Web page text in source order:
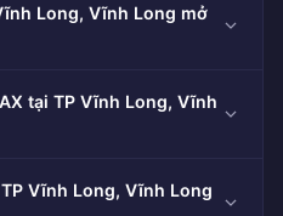
Long, Vĩnh Long mở
tại TP Vĩnh Long, Vĩnh
Vĩnh Long, Vĩnh Long